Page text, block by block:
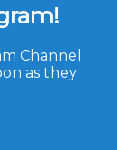
Channel
as they